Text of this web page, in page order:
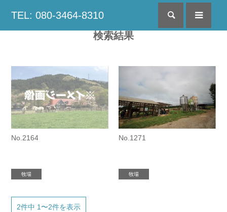
TEL: 080-3464-8310 検索
検索結果
No.2164
牧場
No.1271
牧場
2件中 1〜2件を表示